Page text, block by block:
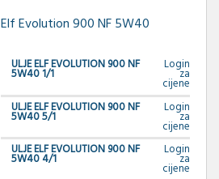
Elf Evolution 900 NF 5W40
ULJE ELF EVOLUTION 900 NF
5W40 1/1
Login
za
cijene
ULJE ELF EVOLUTION 900 NF
5W40 5/1
Login
za
cijene
ULJE ELF EVOLUTION 900 NF
5W40 4/1
Login
za
cijene